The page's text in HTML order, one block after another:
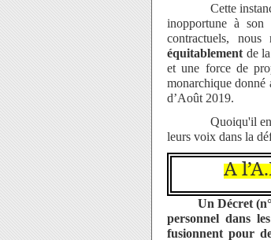
Cette instance
inopportune à son
contractuels,
équitablement de
et une force de
monarchique
d’Août 2019.
Quoiqu'il en soit,
leurs voix dans la
A
Un Décret
personnel dans
fusionnent pour